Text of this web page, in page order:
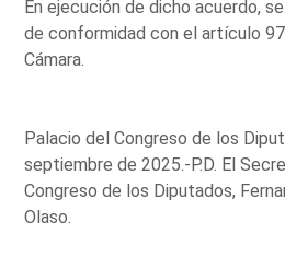
En ejecución de dicho acuerdo,
de conformidad con el artículo
Cámara.
Palacio del Congreso de los
septiembre de 2025.-P.D. El
Congreso de los Diputados,
Olaso.